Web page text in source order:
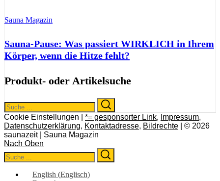
Sauna Magazin
Sauna-Pause: Was passiert WIRKLICH in Ihrem
Körper, wenn die Hitze fehlt?
Produkt- oder Artikelsuche
Search
for:
Cookie Einstellungen | *= gesponsorter Link, Impressum,
Datenschutzerklärung, Kontaktadresse, Bildrechte | © 2026
saunazeit | Sauna Magazin
Nach Oben
Search
for:
English (Englisch)